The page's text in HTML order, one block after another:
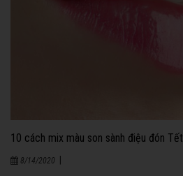
10 cách mix màu son sành điệu đón Tết
8/14/2020